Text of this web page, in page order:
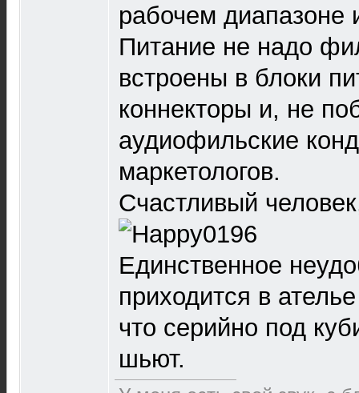
рабочем диапазоне
Питание не надо
встроены в блоки
коннекторы и, не
аудиофильские
маркетологов.
Счастливый
Единственное
приходится в
что серийно под
шьют.